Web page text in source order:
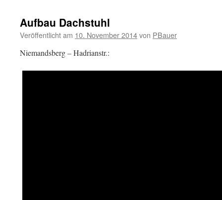
Aufbau Dachstuhl
Veröffentlicht am 10. November 2014von PBauer
Niemandsberg – Hadrianstr.: